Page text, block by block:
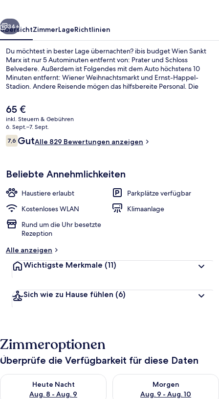
Weiter
34+
ÜbersichtZimmerLageRichtlinien
Du möchtest in bester Lage übernachten? ibis budget Wien Sankt
Marx ist nur 5 Autominuten entfernt von: Prater und Schloss
Belvedere. Außerdem ist Folgendes mit dem Auto höchstens 10
Minuten entfernt: Wiener Weihnachtsmarkt und Ernst-Happel-
Stadion. Andere Reisende mögen das hilfsbereite Personal. Die
Verkehrsmitteln entfernt: Zur U-Bahn läuft man 5 Minuten (U-Bahn-
Station Gasometer) bzw. 7 Minuten (U-Bahn-Station Erdberg).
Der
aktuelle
Preis
beträgt
65 €.
65 €
inkl. Steuern & Gebühren
6. Sept.–7. Sept.
Bewertungen
7,67,6 von 10.
GutAlle 829 Bewertungen anzeigen
Beliebte Annehmlichkeiten
Haustiere erlaubt
Parkplätze verfügbar
Kostenloses WLAN
Klimaanlage
Rund um die Uhr besetzte
Rezeption
Alle anzeigen
Wichtigste Merkmale (11)
Sich wie zu Hause fühlen (6)
Zimmeroptionen
Überprüfe die Verfügbarkeit für diese Daten
Heute Nacht
Aug. 8 - Aug. 9
Überprüfe die Verfügbarkeit für heute Nacht, Aug. 8 - Aug. 9.
Morgen
Aug. 9 - Aug. 10
Überprüfe die Verfügbarkeit